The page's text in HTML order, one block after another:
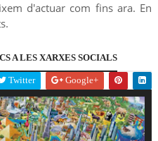
d'actuar com fins ara. En
A LES XARXES SOCIALS
Twitter Google+